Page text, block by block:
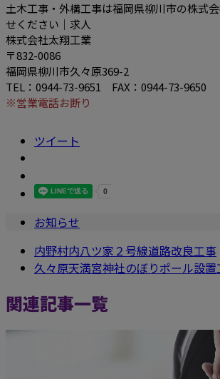
土木工事・外構工事は福岡県柳川市の株式
せください｜求人
株式会社太翔工業
〒832-0086
福岡県柳川市久々原369-2
TEL：0944-73-9651 FAX：0944-73-9650
※営業電話お断り
ツイート
お知らせ
内野村内八ツ家２号線道路改良工事
久々原天満宮神社のぼりポール設置
関連記事一覧